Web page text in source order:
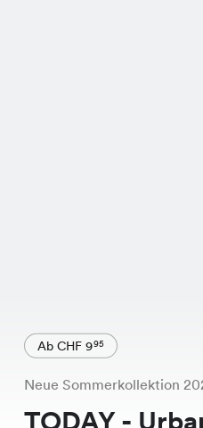
Ab CHF 995
Neue Sommerkollektion
TODAY -